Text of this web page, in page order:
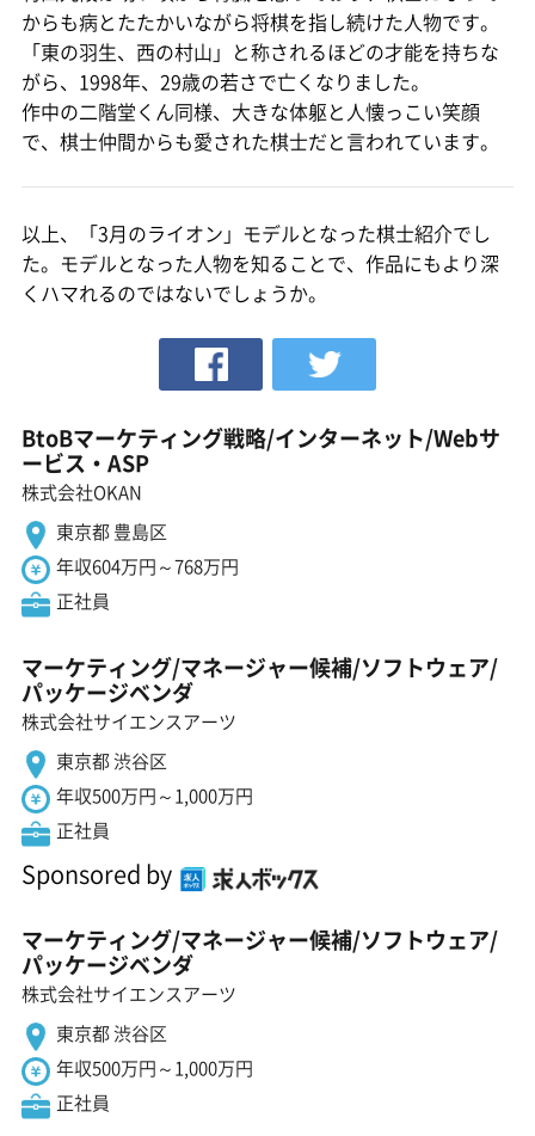
からも病とたたかいながら将棋を指し続けた人物です。
「東の羽生、西の村山」と称されるほどの才能を持ちな
がら、1998年、29歳の若さで亡くなりました。
作中の二階堂くん同様、大きな体躯と人懐っこい笑顔
で、棋士仲間からも愛された棋士だと言われています。
以上、「3月のライオン」モデルとなった棋士紹介でし
た。モデルとなった人物を知ることで、作品にもより深
くハマれるのではないでしょうか。
BtoBマーケティング戦略/インターネット/Webサ
ービス・ASP
株式会社OKAN
東京都 豊島区
年収604万円～768万円
正社員
マーケティング/マネージャー候補/ソフトウェア/
パッケージベンダ
株式会社サイエンスアーツ
東京都 渋谷区
年収500万円～1,000万円
正社員
Sponsored by
マーケティング/マネージャー候補/ソフトウェア/
パッケージベンダ
株式会社サイエンスアーツ
東京都 渋谷区
年収500万円～1,000万円
正社員